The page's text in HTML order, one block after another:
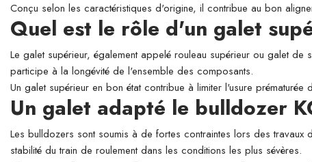
Conçu selon les caractéristiques d'origine, il contribue au bon
Quel est le rôle d'un galet
Le galet supérieur, également appelé rouleau supérieur ou galet
participe à la longévité de l'ensemble des composants.
Un galet supérieur en bon état contribue à limiter l'usure
Un galet adapté le bulldozer
Les bulldozers sont soumis à de fortes contraintes lors des
stabilité du train de roulement dans les conditions les plus sévères.